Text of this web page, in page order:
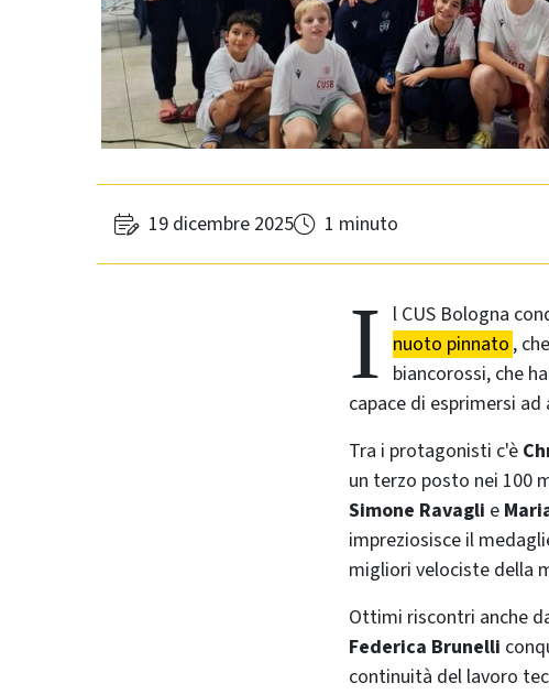
19 dicembre 2025 1 minuto
I l CUS Bologna
nuoto pinnato ,
biancorossi, che
capace di esprimersi
Tra i protagonisti c'è
un terzo posto nei 100
Simone Ravagli e
impreziosisce il
migliori velociste della
Ottimi riscontri anche
Federica Brunelli
continuità del lavoro